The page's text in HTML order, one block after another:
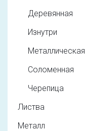
Деревянная
Изнутри
Металлическая
Соломенная
Черепица
Листва
Металл